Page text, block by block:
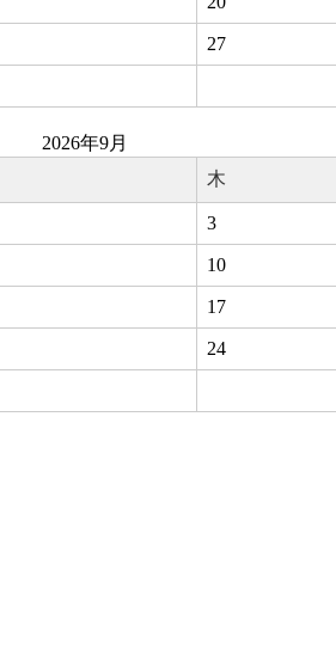
27
2026年9月
木
3
10
17
24